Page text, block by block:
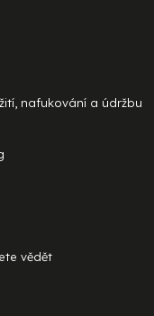
nafukování a údržbu
vědět